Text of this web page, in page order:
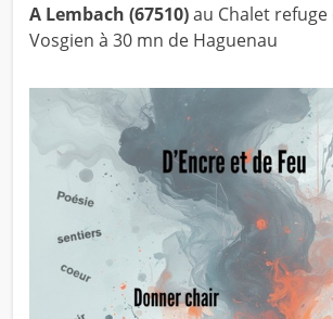
A Lembach (67510)au Chalet refuge
Vosgien à 30 mn de Haguenau